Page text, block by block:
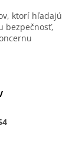
ktorí hľadajú
bezpečnosť,